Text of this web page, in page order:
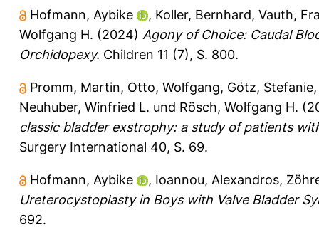
Hofmann, Aybike , Koller, Bernhard, Vauth,
Wolfgang H. (2024) Agony of Choice: Caudal
Orchidopexy. Children 11 (7), S. 800.
Promm, Martin, Otto, Wolfgang, Götz, Stefanie
Neuhuber, Winfried L. und Rösch, Wolfgang H.
classic bladder exstrophy: a study of patients
Surgery International 40, S. 69.
Hofmann, Aybike , Ioannou, Alexandros,
Ureterocystoplasty in Boys with Valve Bladder
692.